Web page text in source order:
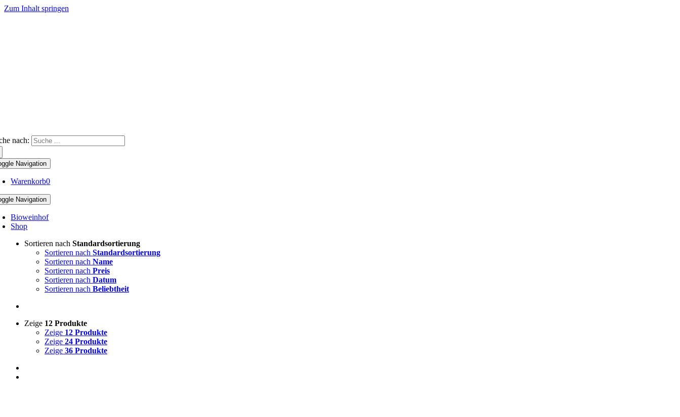
Zum Inhalt springen
nach:
Navigation
Warenkorb0
Navigation
Bioweinhof
Shop
Sortieren nach Standardsortierung
Sortieren nach Standardsortierung
Sortieren nach Name
Sortieren nach Preis
Sortieren nach Datum
Sortieren nach Beliebtheit
Zeige 12 Produkte
Zeige 12 Produkte
Zeige 24 Produkte
Zeige 36 Produkte